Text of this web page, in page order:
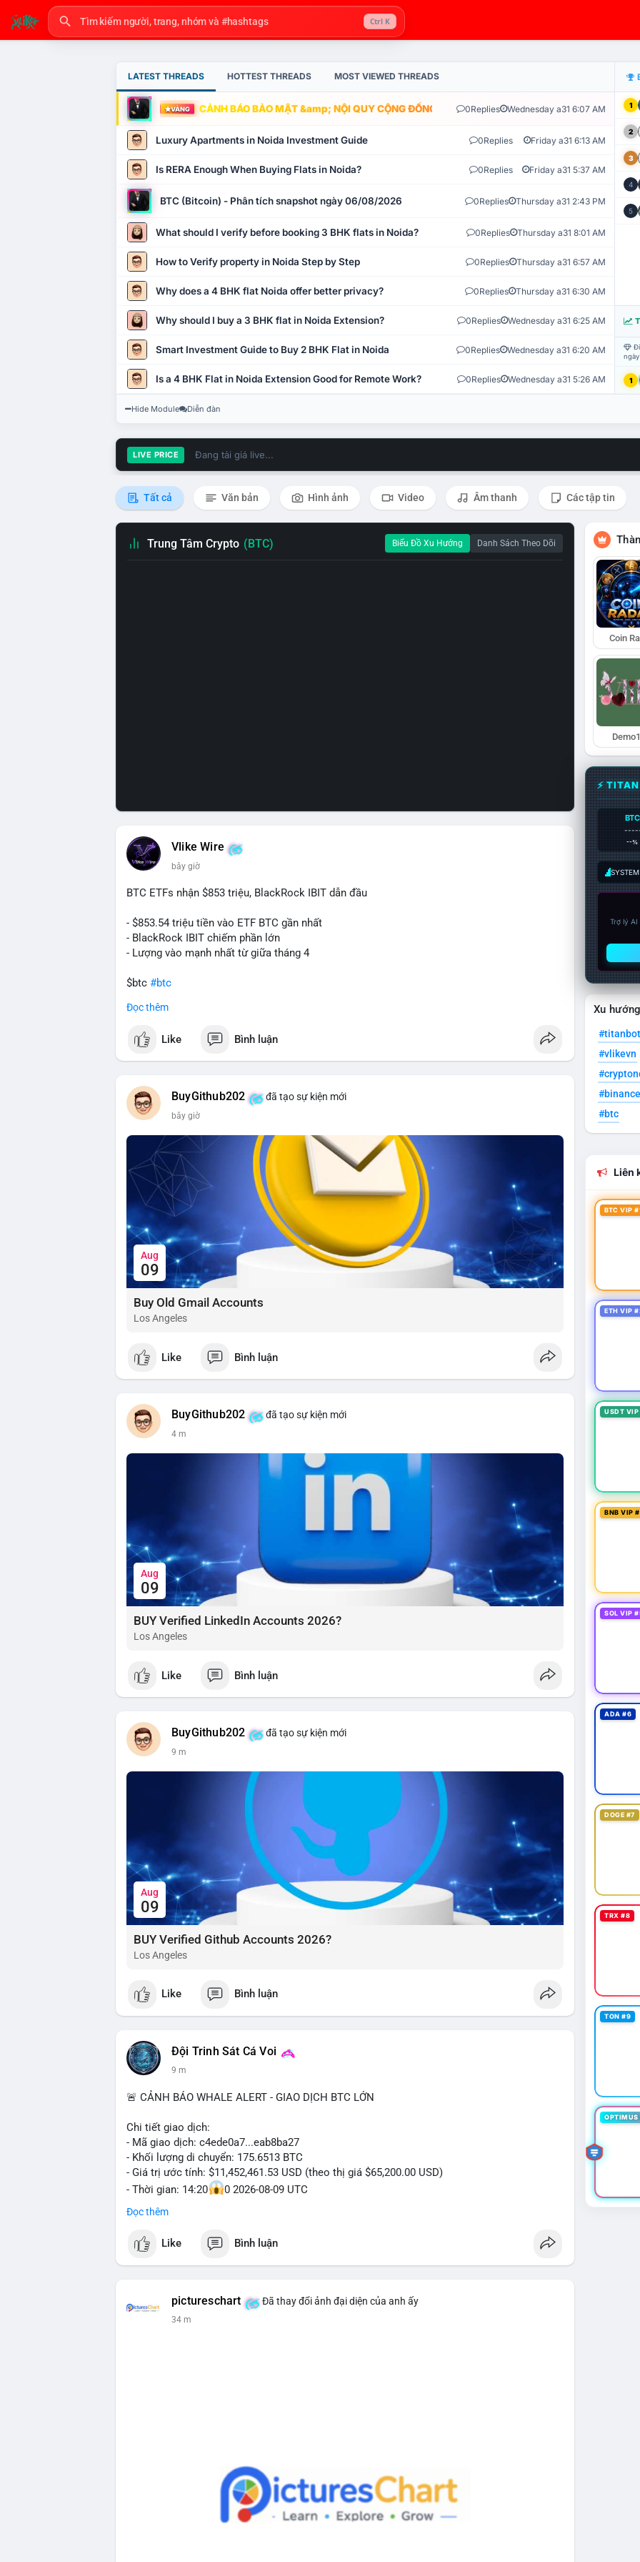
Ctrl K
LATEST THREADS HOTTEST THREADS MOST VIEWED THREADS
VÀNG CẢNH BÁO BẢO MẬT &amp; NỘI QUY CỘNG ĐỒNG VLIKE.VN: HỆ THỐNG GIÁM SÁT TỰ
0Replies Wednesday a31 6:07 AM
Luxury Apartments in Noida Investment Guide 0Replies Friday a31 6:13 AM
Is RERA Enough When Buying Flats in Noida? 0Replies Friday a31 5:37 AM
BTC (Bitcoin) - Phân tích snapshot ngày 06/08/2026 0Replies Thursday a31 2:43 PM
What should I verify before booking 3 BHK flats in Noida? 0Replies Thursday a31 8:01 AM
How to Verify property in Noida Step by Step 0Replies Thursday a31 6:57 AM
Why does a 4 BHK flat Noida offer better privacy? 0Replies Thursday a31 6:30 AM
Why should I buy a 3 BHK flat in Noida Extension? 0Replies Wednesday a31 6:25 AM
Smart Investment Guide to Buy 2 BHK Flat in Noida 0Replies Wednesday a31 6:20 AM
Is a 4 BHK Flat in Noida Extension Good for Remote Work? 0Replies Wednesday a31 5:26 AM
1
2
3
4
5
1
Hide Module Diễn đàn
LIVE PRICE Đang tải giá live...
Tất cả Văn bản Hình ảnh Video Âm thanh Các tập tin
Trung Tâm Crypto (BTC) Biểu Đồ Xu Hướng Danh Sách Theo Dõi
Vlike Wire
bây giờ
BTC ETFs nhận $853 triệu, BlackRock IBIT dẫn đầu
- $853.54 triệu tiền vào ETF BTC gần nhất
- BlackRock IBIT chiếm phần lớn
- Lượng vào mạnh nhất từ giữa tháng 4
$btc #btc
#vlikevn
📰 Nguồn: CoinDesk
Đọc thêm
Like Bình luận
BuyGithub202 đã tạo sự kiện mới
bây giờ
Aug
09
Buy Old Gmail Accounts
Los Angeles
Like Bình luận
BuyGithub202 đã tạo sự kiện mới
4 m
Aug
09
BUY Verified LinkedIn Accounts 2026?
Los Angeles
Like Bình luận
BuyGithub202 đã tạo sự kiện mới
9 m
Aug
09
BUY Verified Github Accounts 2026?
Los Angeles
Like Bình luận
Đội Trinh Sát Cá Voi
9 m
🚨 CẢNH BÁO WHALE ALERT - GIAO DỊCH BTC LỚN
Chi tiết giao dịch:
- Mã giao dịch: c4ede0a7...eab8ba27
- Khối lượng di chuyển: 175.6513 BTC
- Giá trị ước tính: $11,452,461.53 USD (theo thị giá $65,200.00 USD)
- Thời gian: 14:20
0 2026-08-09 UTC
Nhận định phân tích:
Khối lượng 175.65 BTC trị giá hơn 11.45 triệu USD được phát hiện trong Mempool cho thấy
một cá voi đang thực hiện hành vi chuyển dịch tài sản quy mô lớn. Với mức giá 65,200 USD,
động thái này có thể là bước khởi đầu cho việc gom hàng vào ví lạnh nhằm tích lũy dài hạn,
nhận khiến thị trường dễ phản ứng thận trọng, tạo áp lực tâm lý ngắn hạn lên giá BTC nếu
dòng tiền này đổ vào sàn.
Đọc thêm
Like Bình luận
pictureschart Đã thay đổi ảnh đại diện của anh ấy
34 m
Coin
⚡
BTC
--%
Trợ lý
Xu
#titanbot
#vlikevn
#btc
Liên
BTC VIP
ETH VIP
USDT
BNB VIP
SOL VIP
ADA #6
DOGE #7
TRX #8
TON #9
OPTIMUS